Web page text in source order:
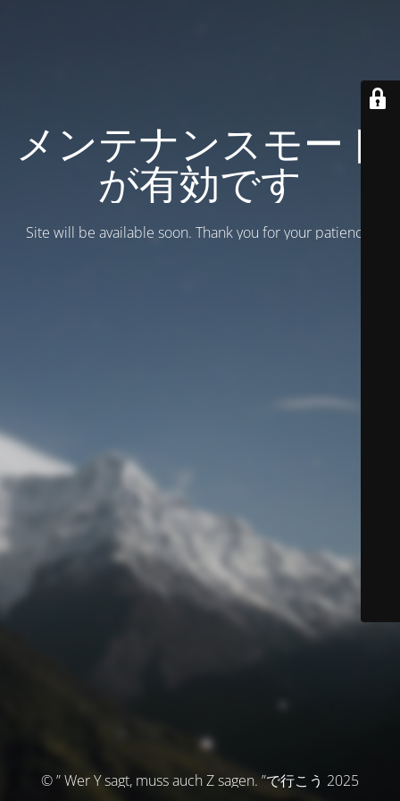
メンテナンスモード
が有効です
Site will be available soon. Thank you for your patience!
© ” Wer Y sagt, muss auch Z sagen. ”で行こう 2025